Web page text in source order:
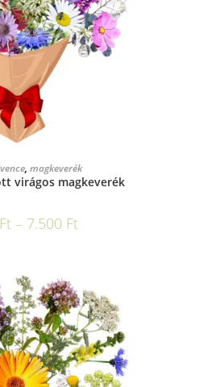
VÁLASZTÁSA
, magkeverék
virágos magkeverék
Ft – 7.500 Ft